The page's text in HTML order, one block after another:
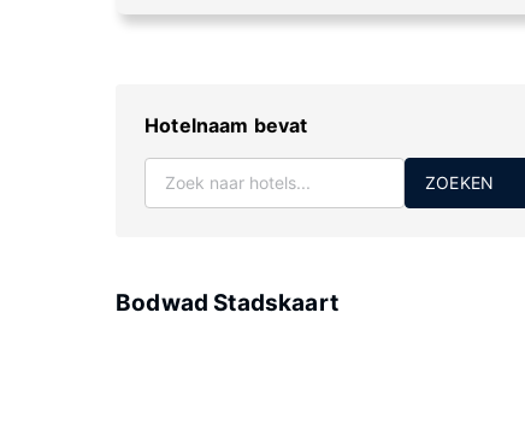
Hotelnaam bevat
ZOEKEN
Bodwad Stadskaart